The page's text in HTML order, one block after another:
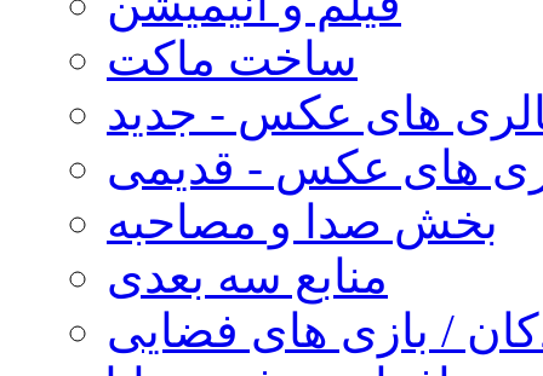
ساخت ماکت
های عکس - جدید
های عکس - قدیمی
بخش صدا و مصاحبه
منابع سه بعدی
/ بازی های فضایی